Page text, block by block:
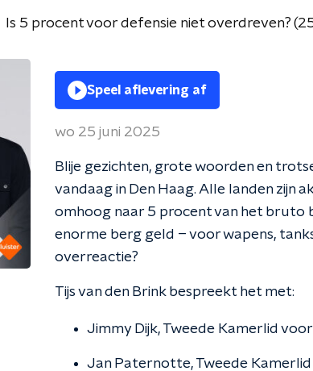
Is 5 procent voor defensie niet overdreven?
Speel aflevering af
wo 25 juni 2025
Blije gezichten, grote woorden en
vandaag in Den Haag. Alle landen zijn
omhoog naar 5 procent van het bruto
enorme berg geld – voor wapens,
overreactie?
Tijs van den Brink bespreekt het met:
Jimmy Dijk, Tweede Kamerlid voor
Jan Paternotte, Tweede